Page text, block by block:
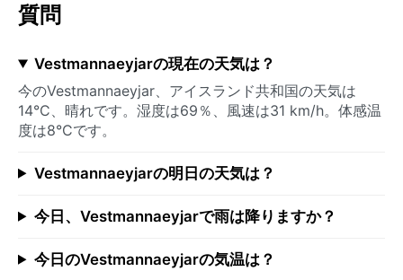
質問
Vestmannaeyjarの現在の天気は？
今のVestmannaeyjar、アイスランド共和国の天気は
14°C、晴れです。湿度は69％、風速は31 km/h。体感温
度は8°Cです。
Vestmannaeyjarの明日の天気は？
今日、Vestmannaeyjarで雨は降りますか？
今日のVestmannaeyjarの気温は？